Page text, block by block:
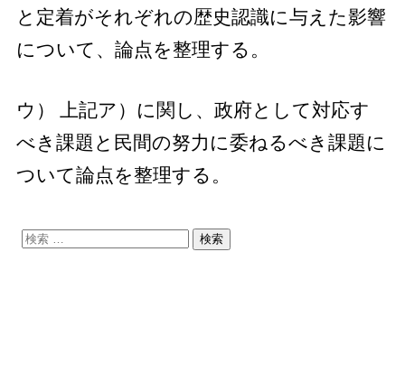
と定着がそれぞれの歴史認識に与えた影響
について、論点を整理する。
ウ） 上記ア）に関し、政府として対応す
べき課題と民間の努力に委ねるべき課題に
ついて論点を整理する。